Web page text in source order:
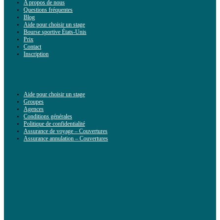
A propos de nous
Questions fréquentes
Blog
Aide pour choisir un stage
Bourse sportive États-Unis
Prix
Contact
Inscription
Aide pour choisir un stage
Groupes
Agences
Conditions générales
Politique de confidentialité
Assurance de voyage – Couvertures
Assurance annulation – Couvertures